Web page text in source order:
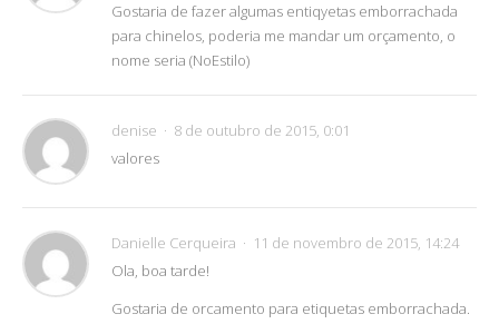
Gostaria de fazer algumas entiqyetas emborrachada
para chinelos, poderia me mandar um orçamento, o
nome seria (NoEstilo)
denise
8 de outubro de 2015, 0:01
valores
Danielle Cerqueira
11 de novembro de 2015, 14:24
Ola, boa tarde!
Gostaria de orcamento para etiquetas emborrachada.